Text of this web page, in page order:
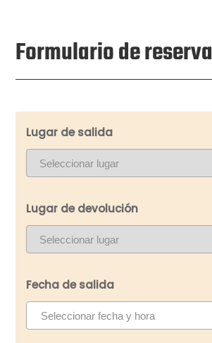
Formulario de reserva
Lugar de salida
Lugar de devolución
Fecha de salida